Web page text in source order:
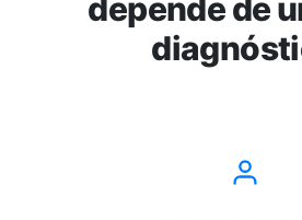
depende de